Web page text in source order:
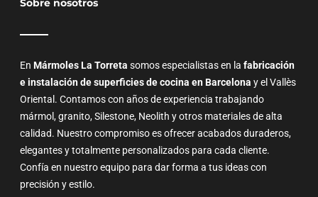
Sobre nosotros
EnMármoles La Torreta somos especialistas en la fabricación
e instalación de superficies de cocina en Barcelona y el Vallès
Oriental. Contamos con años de experiencia trabajando
mármol, granito, Silestone, Neolith y otros materiales de alta
calidad. Nuestro compromiso es ofrecer acabados duraderos,
elegantes y totalmente personalizados para cada cliente.
Confía en nuestro equipo para dar forma a tus ideas con
precisión y estilo.